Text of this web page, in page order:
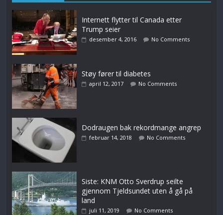
Internett flytter til Canada etter
Trump seier
desember 4, 2016 No Comments
Støy fører til diabetes
april 12, 2017 No Comments
Dodraugen bak rekordmange angrep
februar 14, 2018 No Comments
Siste: KNM Otto Sverdrup seilte
gjennom Tjeldsundet uten å gå på
land
juli 11, 2019 No Comments